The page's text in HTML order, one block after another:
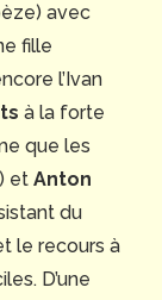
avec
fille
l’Ivan
à la forte
que les
et Anton
du
le recours à
D’une